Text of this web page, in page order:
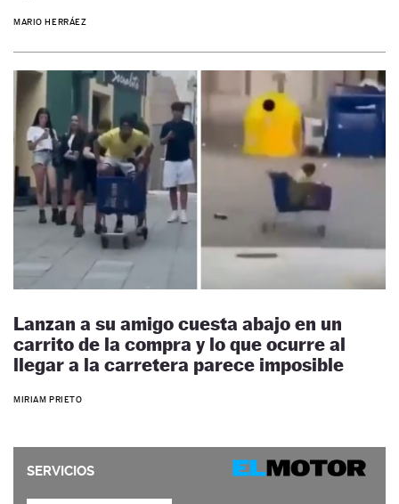
MARIO HERRÁEZ
Lanzan a su amigo cuesta abajo en un
carrito de la compra y lo que ocurre al
llegar a la carretera parece imposible
MIRIAM PRIETO